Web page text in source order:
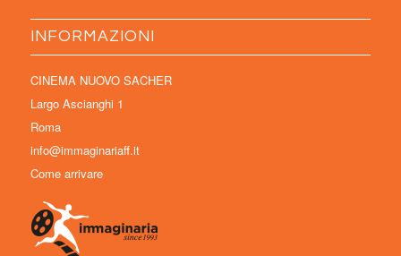
INFORMAZIONI
CINEMA NUOVO SACHER
Largo Ascianghi 1
Roma
info@immaginariaff.it
Come arrivare